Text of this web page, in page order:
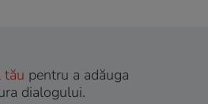
tău pentru a adăuga
dialogului.